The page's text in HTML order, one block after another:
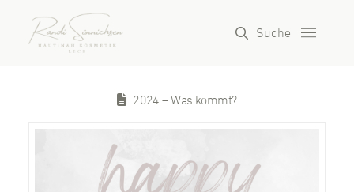
Suche
2024 – Was kommt?